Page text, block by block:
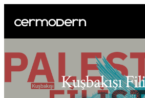
Kuşbakışı